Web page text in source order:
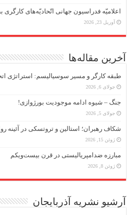
اعلامیّه فدراسیون جهانی اتّحادیّه‌های کارگری
آوریل 23, 2026
آخرین مقاله‌ها
طبقه کارگر و مسیر سوسیالیسم: استراتژی
جولای 6, 2026
جنگ – شیوه ادامه موجودیت بورژوازی!
جولای 5, 2026
شکاف رهبران؛ استالین و تروتسکی در آئینه
ژوئن 15, 2026
مبارزه ضد‌امپریالیستی در قرن بیست‌ویکم
ژوئن 8, 2026
آرشیو نشریه آذربایجان